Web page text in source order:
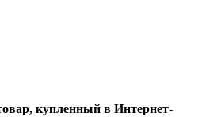
купленный в Интернет-